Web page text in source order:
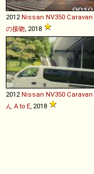
2012 Nissan NV350 Caravan
の接吻 , 2018
2012Nissan NV350 Caravan
ん A to E, 2018